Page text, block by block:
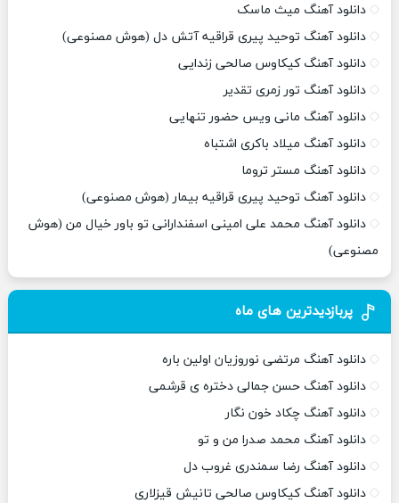
دانلود آهنگ میث ماسک
دانلود آهنگ توحید پیری قراقیه آتش دل (هوش مصنوعی)
دانلود آهنگ کیکاوس صالحی زندایی
دانلود آهنگ تور زمری تقدیر
دانلود آهنگ مانی ویس حضور تنهایی
دانلود آهنگ میلاد باکری اشتباه
دانلود آهنگ مستر تروما
دانلود آهنگ توحید پیری قراقیه بیمار (هوش مصنوعی)
دانلود آهنگ محمد علی امینی اسفندارانی تو باور خیال من (هوش
مصنوعی)
پربازدیدترین های ماه
دانلود آهنگ مرتضی نوروزیان اولین باره
دانلود آهنگ حسن جمالی دختره ی قرشمی
دانلود آهنگ چکاد خون نگار
دانلود آهنگ محمد صدرا من و تو
دانلود آهنگ رضا سمندری غروب دل
دانلود آهنگ کیکاوس صالحی تانیش قیزلاری